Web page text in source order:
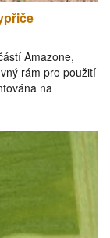
Amazone,
rám pro použití
na